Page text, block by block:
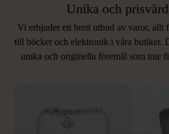
Unika och
Vi erbjuder ett brett utbud av varor, allt
till böcker och elektronik i våra butiker.
unika och originella föremål som inte
LIKNANDE
Hitta produkter som